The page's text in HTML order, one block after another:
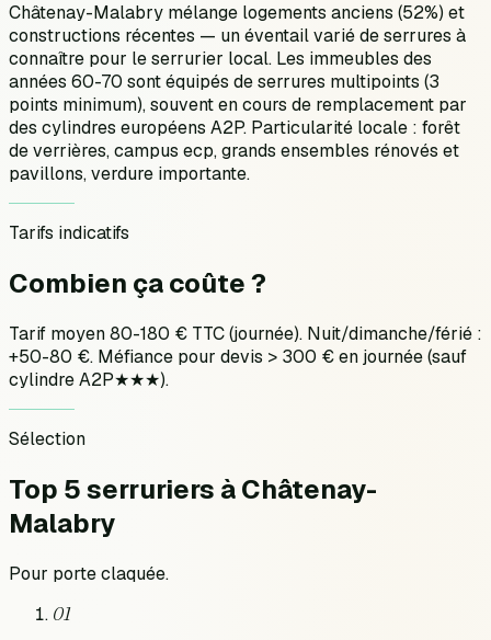
Châtenay-Malabry mélange logements anciens (52%) et
constructions récentes — un éventail varié de serrures à
connaître pour le serrurier local. Les immeubles des
années 60-70 sont équipés de serrures multipoints (3
points minimum), souvent en cours de remplacement par
des cylindres européens A2P. Particularité locale : forêt
de verrières, campus ecp, grands ensembles rénovés et
pavillons, verdure importante.
Tarifs indicatifs
Combien çacoûte ?
Tarif moyen 80-180 € TTC (journée). Nuit/dimanche/férié :
+50-80 €. Méfiance pour devis > 300 € en journée (sauf
cylindre A2P★★★).
Sélection
Top 5 serruriers àChâtenay-
Malabry
Pour porte claquée.
01